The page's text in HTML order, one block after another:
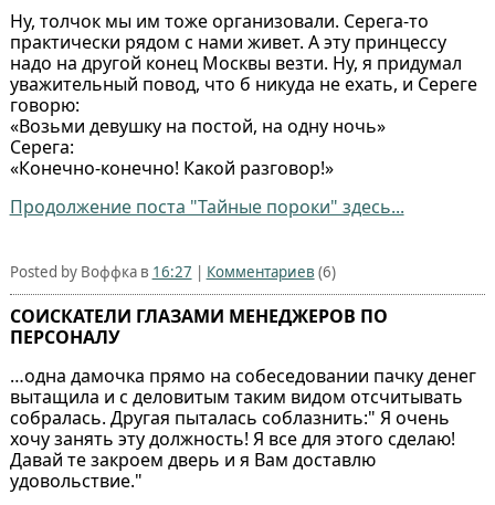
Ну, толчок мы им тоже организовали. Серега-то
практически рядом с нами живет. А эту принцессу
надо на другой конец Москвы везти. Ну, я придумал
уважительный повод, что б никуда не ехать, и Сереге
говорю:
«Возьми девушку на постой, на одну ночь»
Серега:
«Конечно-конечно! Какой разговор!»
Продолжение поста "Тайные пороки" здесь...
Posted by Воффка в 16:27 | Комментариев (6)
СОИСКАТЕЛИ ГЛАЗАМИ МЕНЕДЖЕРОВ ПО
ПЕРСОНАЛУ
…одна дамочка прямо на собеседовании пачку денег
вытащила и с деловитым таким видом отсчитывать
собралась. Другая пыталась соблазнить:" Я очень
хочу занять эту должность! Я все для этого сделаю!
Давай те закроем дверь и я Вам доставлю
удовольствие."